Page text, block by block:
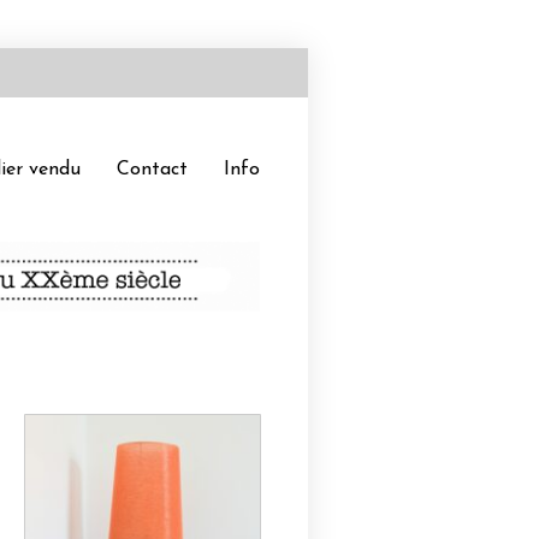
vendu Contact Info